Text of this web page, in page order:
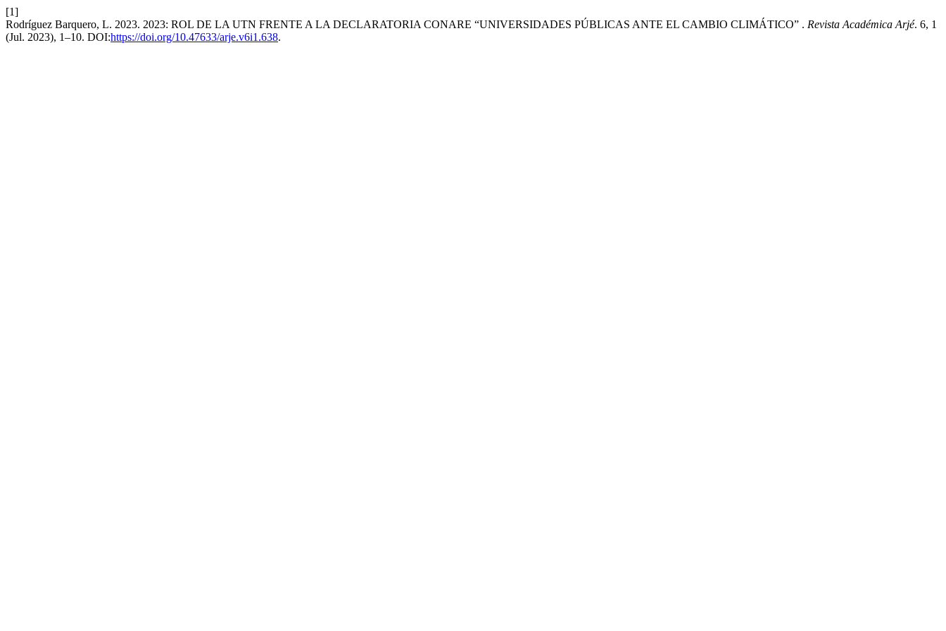
[1]
Rodríguez Barquero, L. 2023. 2023: ROL DE LA UTN FRENTE A LA DECLARATORIA CONARE “UNIVERSIDADES PÚBLICAS ANTE EL CAMBIO CLIMÁTICO” . Revista Académica Arjé. 6, 1
(Jul. 2023), 1–10. DOI:https://doi.org/10.47633/arje.v6i1.638.